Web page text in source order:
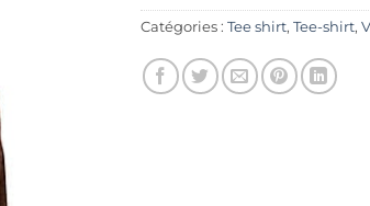
Catégories : Tee shirt, Tee-shirt,